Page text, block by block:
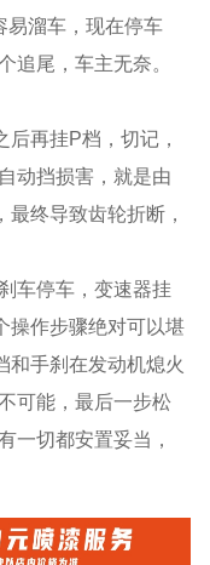
易溜车，现在停车
追尾，车主无奈。
再挂P档，切记，
动挡损害，就是由
终导致齿轮折断，
车停车，变速器挂
操作步骤绝对可以堪
和手刹在发动机熄火
可能，最后一步松
一切都安置妥当，